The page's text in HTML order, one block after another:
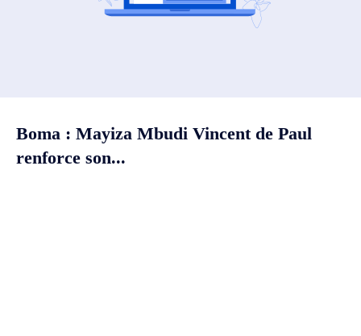
Boma : Mayiza Mbudi Vincent de Paul
renforce son...